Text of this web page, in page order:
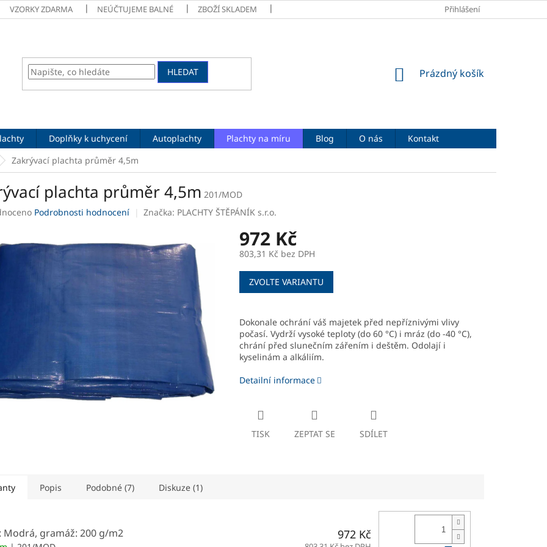
VZORKY ZDARMA NEÚČTUJEME BALNÉ ZBOŽÍ SKLADEM PODMÍNKY OCHRANY OSOBNÍCH ÚDAJŮ
Přihlášení
HLEDAT
NÁKUPNÍ
Prázdný košík
Doplňky k uchycení Autoplachty Plachty na míru Blog O nás
Kontakt
Zakrývací plachta průměr 4,5m
plachta průměr 4,5m 201/MOD
Podrobnosti hodnocení Značka: PLACHTY ŠTĚPÁNÍK s.r.o.
972 Kč
803,31 Kč bez DPH
Měrná
cena:
ZVOLTE VARIANTU
Dokonale ochrání váš majetek před nepříznivými vlivy
počasí. Vydrží vysoké teploty (do 60 °C) i mráz (do -40 °C),
chrání před slunečním zářením i deštěm. Odolají i
kyselinám a alkáliím.
Detailní informace
TISK ZEPTAT SE SDÍLET
Popis Podobné (7) Diskuze (1)
Modrá, gramáž: 200 g/m2 972 Kč